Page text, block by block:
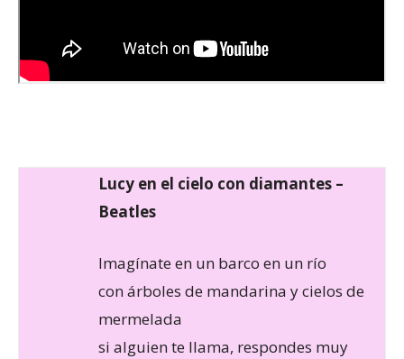
Lucy en el cielo con diamantes –
Beatles
Imagínate en un barco en un río
con árboles de mandarina y cielos de
mermelada
si alguien te llama, respondes muy